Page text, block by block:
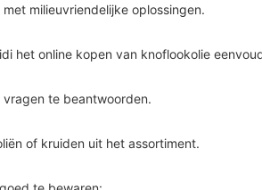
milieuvriendelijke oplossingen.
het online kopen van knoflookolie
te beantwoorden.
of kruiden uit het assortiment.